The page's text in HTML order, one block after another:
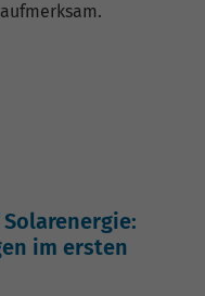
im ersten